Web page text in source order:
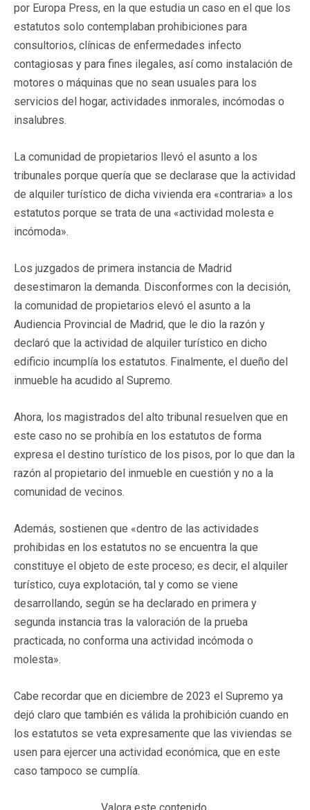
por Europa Press, en la que estudia un caso en el que los
estatutos solo contemplaban prohibiciones para
consultorios, clínicas de enfermedades infecto
contagiosas y para fines ilegales, así como instalación de
motores o máquinas que no sean usuales para los
servicios del hogar, actividades inmorales, incómodas o
insalubres.
La comunidad de propietarios llevó el asunto a los
tribunales porque quería que se declarase que la actividad
de alquiler turístico de dicha vivienda era «contraria» a los
estatutos porque se trata de una «actividad molesta e
incómoda».
Los juzgados de primera instancia de Madrid
desestimaron la demanda. Disconformes con la decisión,
la comunidad de propietarios elevó el asunto a la
Audiencia Provincial de Madrid, que le dio la razón y
declaró que la actividad de alquiler turístico en dicho
edificio incumplía los estatutos. Finalmente, el dueño del
inmueble ha acudido al Supremo.
Ahora, los magistrados del alto tribunal resuelven que en
este caso no se prohibía en los estatutos de forma
expresa el destino turístico de los pisos, por lo que dan la
razón al propietario del inmueble en cuestión y no a la
comunidad de vecinos.
Además, sostienen que «dentro de las actividades
prohibidas en los estatutos no se encuentra la que
constituye el objeto de este proceso; es decir, el alquiler
turístico, cuya explotación, tal y como se viene
desarrollando, según se ha declarado en primera y
segunda instancia tras la valoración de la prueba
practicada, no conforma una actividad incómoda o
molesta».
Cabe recordar que en diciembre de 2023 el Supremo ya
dejó claro que también es válida la prohibición cuando en
los estatutos se veta expresamente que las viviendas se
usen para ejercer una actividad económica, que en este
caso tampoco se cumplía.
Valora este contenido.